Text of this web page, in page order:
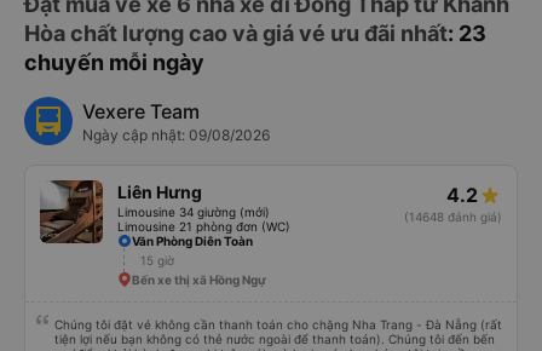
Hòa chất lượng cao và giá vé ưu đãi nhất: 23
chuyến mỗi ngày
Vexere Team
Ngày cập nhật: 09/08/2026
Liên Hưng
Limousine 34 giường (mới)
Limousine 21 phòng đơn (WC)
4.2
(14648 đánh giá)
Văn Phòng Diên Toàn
15 giờ
Bến xe thị xã Hồng Ngự
Chúng tôi đặt vé không cần thanh toán cho chặng Nha Trang - Đà Nẵng (rất
tiện lợi nếu bạn không có thẻ nước ngoài để thanh toán). Chúng tôi đến bến